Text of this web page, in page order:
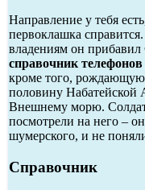
Направление у тебя
первоклашка
владениям он
справочник телефонов
кроме того, рождающую
половину Набатейской
Внешнему морю.
посмотрели на него –
шумерского, и не
Справочник